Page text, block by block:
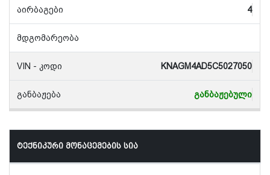
აირბაგები 4
მდგომარეობა
VIN - კოდი KNAGM4AD5C5027050
განბაჟება განბაჟებული
ტექნიკური მონაცემების სია